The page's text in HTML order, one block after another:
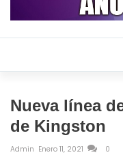
Nueva línea
de Kingston
Admin Enero 11, 2021 0